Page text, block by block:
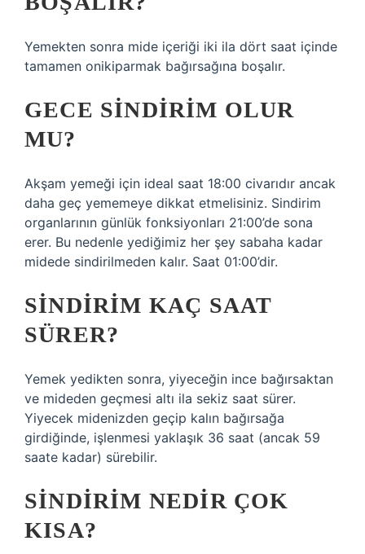
Yemekten sonra mide içeriği iki ila dört saat içinde
tamamen onikiparmak bağırsağına boşalır.
GECE SINDIRIM OLUR
MU?
Akşam yemeği için ideal saat 18:00 civarıdır ancak
daha geç yememeye dikkat etmelisiniz. Sindirim
organlarının günlük fonksiyonları 21:00’de sona
erer. Bu nedenle yediğimiz her şey sabaha kadar
midede sindirilmeden kalır. Saat 01:00’dir.
SINDIRIM KAÇ SAAT
SÜRER?
Yemek yedikten sonra, yiyeceğin ince bağırsaktan
ve mideden geçmesi altı ila sekiz saat sürer.
Yiyecek midenizden geçip kalın bağırsağa
girdiğinde, işlenmesi yaklaşık 36 saat (ancak 59
saate kadar) sürebilir.
SINDIRIM NEDIR ÇOK
KISA?